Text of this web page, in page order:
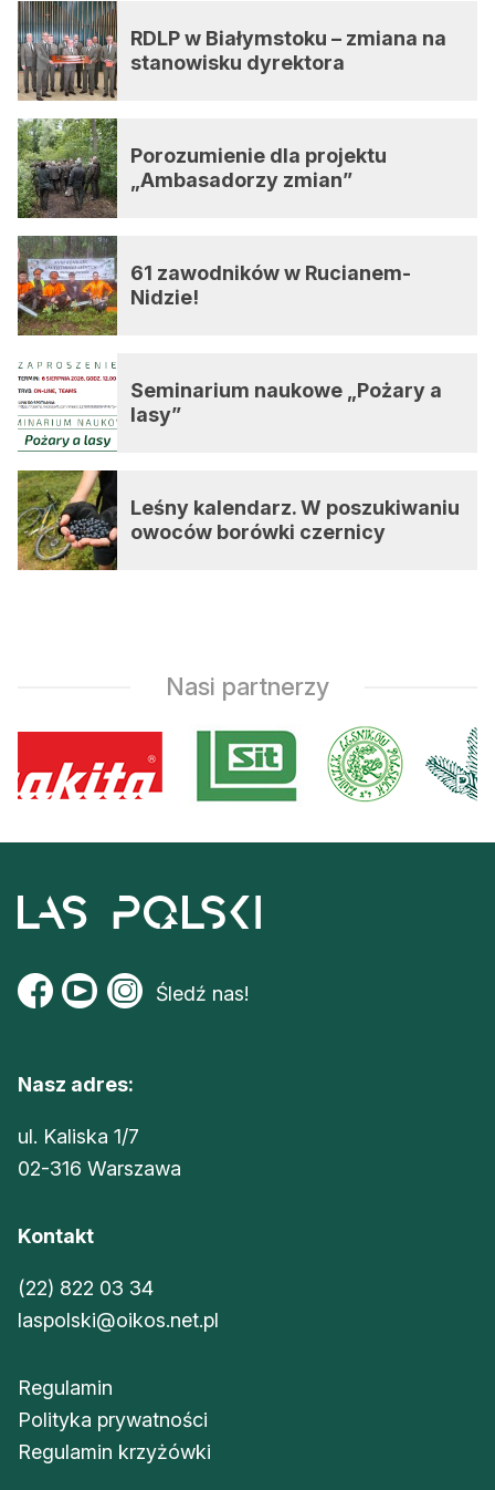
RDLP w Białymstoku – zmiana na
stanowisku dyrektora
Porozumienie dla projektu
„Ambasadorzy zmian”
61 zawodników w Rucianem-
Nidzie!
Seminarium naukowe „Pożary a
lasy”
Leśny kalendarz. W poszukiwaniu
owoców borówki czernicy
Nasi partnerzy
Śledź nas!
Nasz adres:
ul. Kaliska 1/7
02-316 Warszawa
Kontakt
(22) 822 03 34
laspolski@oikos.net.pl
Regulamin
Polityka prywatności
Regulamin krzyżówki